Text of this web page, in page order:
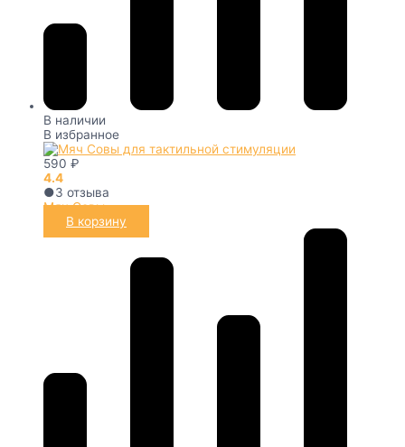
В наличии
В избранное
590 ₽
4.4
●3 отзыва
Мяч Совы
В корзину